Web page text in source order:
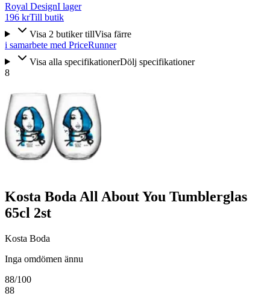
Royal DesignI lager
196 krTill butik
Visa 2 butiker tillVisa färre
i samarbete med PriceRunner
Visa alla specifikationerDölj specifikationer
8
Kosta Boda All About You Tumblerglas
65cl 2st
Kosta Boda
Inga omdömen ännu
88/100
88